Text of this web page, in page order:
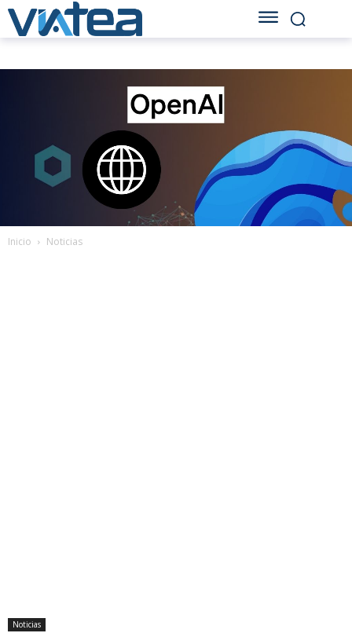
Inicio Noticias
Noticias